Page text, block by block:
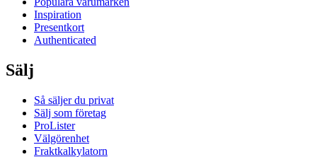
Inspiration
Presentkort
Authenticated
Sälj
Så säljer du privat
Sälj som företag
ProLister
Välgörenhet
Fraktkalkylatorn